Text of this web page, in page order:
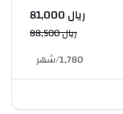
ريال 81,000
ريال 88,500
1,780
/شهر